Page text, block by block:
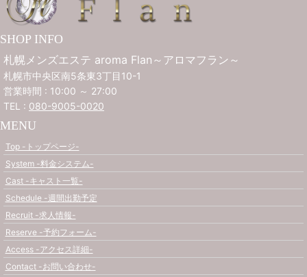
SHOP INFO
札幌メンズエステ aroma Flan～アロマフラン～
札幌市中央区南5条東3丁目10-1
営業時間 : 10:00 ～ 27:00
TEL : 080-9005-0020
MENU
Top -トップページ-
System -料金システム-
Cast -キャスト一覧-
Schedule -週間出勤予定
Recruit -求人情報-
Reserve -予約フォーム-
Access -アクセス詳細-
Contact -お問い合わせ-